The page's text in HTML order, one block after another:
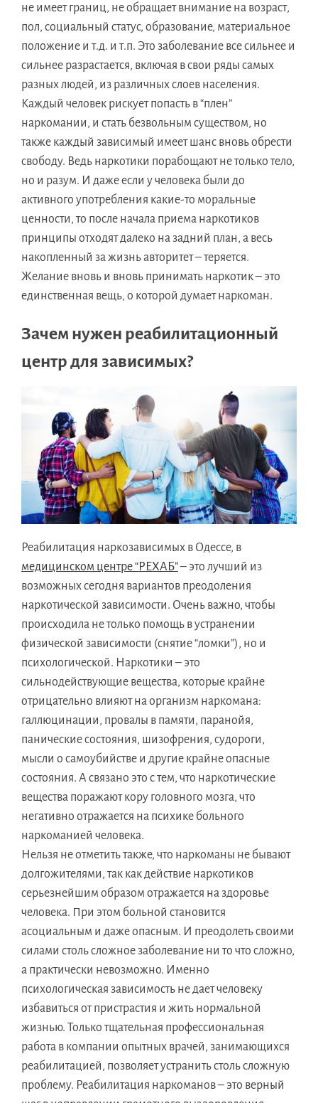
не имеет границ, не обращает внимание на возраст,
пол, социальный статус, образование, материальное
положение и т.д. и т.п. Это заболевание все сильнее и
сильнее разрастается, включая в свои ряды самых
разных людей, из различных слоев населения.
Каждый человек рискует попасть в “плен”
наркомании, и стать безвольным существом, но
также каждый зависимый имеет шанс вновь обрести
свободу. Ведь наркотики порабощают не только тело,
но и разум. И даже если у человека были до
активного употребления какие-то моральные
ценности, то после начала приема наркотиков
принципы отходят далеко на задний план, а весь
накопленный за жизнь авторитет – теряется.
Желание вновь и вновь принимать наркотик – это
единственная вещь, о которой думает наркоман.
Зачем нужен реабилитационный
центр для зависимых?
Реабилитация наркозависимых в Одессе, в
медицинском центре “РЕХАБ”– это лучший из
возможных сегодня вариантов преодоления
наркотической зависимости. Очень важно, чтобы
происходила не только помощь в устранении
физической зависимости (снятие “ломки”), но и
психологической. Наркотики – это
сильнодействующие вещества, которые крайне
отрицательно влияют на организм наркомана:
галлюцинации, провалы в памяти, паранойя,
панические состояния, шизофрения, судороги,
мысли о самоубийстве и другие крайне опасные
состояния. А связано это с тем, что наркотические
вещества поражают кору головного мозга, что
негативно отражается на психике больного
наркоманией человека.
Нельзя не отметить также, что наркоманы не бывают
долгожителями, так как действие наркотиков
серьезнейшим образом отражается на здоровье
человека. При этом больной становится
асоциальным и даже опасным. И преодолеть своими
силами столь сложное заболевание ни то что сложно,
а практически невозможно. Именно
психологическая зависимость не дает человеку
избавиться от пристрастия и жить нормальной
жизнью. Только тщательная профессиональная
работа в компании опытных врачей, занимающихся
реабилитацией, позволяет устранить столь сложную
проблему. Реабилитация наркоманов – это верный